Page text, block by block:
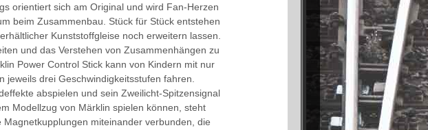
orientiert sich am Original und wird Fan-Herzen
beim Zusammenbau. Stück für Stück entstehen
Kunststoffgleise noch erweitern lassen.
und das Verstehen von Zusammenhängen zu
Power Control Stick kann von Kindern mit nur
drei Geschwindigkeitsstufen fahren.
abspielen und sein Zweilicht-Spitzensignal
Modellzug von Märklin spielen können, steht
miteinander verbunden, die